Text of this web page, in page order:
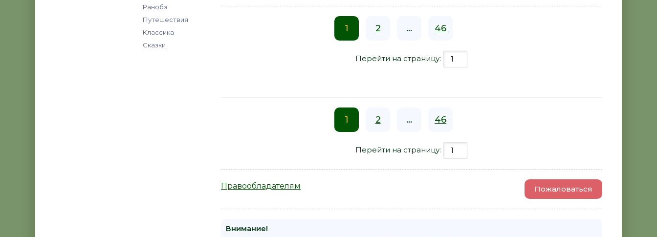
Ранобэ
Путешествия
Классика
Сказки
1 2 ... 46
Перейти на страницу:
1 2 ... 46
Перейти на страницу:
Правообладателям Пожаловаться
Внимание!